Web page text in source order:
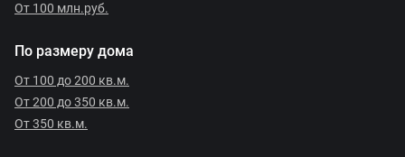
От 100 млн.руб.
По размеру дома
От 100 до 200 кв.м.
От 200 до 350 кв.м.
От 350 кв.м.